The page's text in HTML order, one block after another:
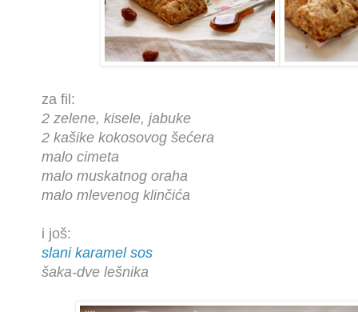
za fil:
2 zelene, kisele, jabuke
2 kašike kokosovog šećera
malo cimeta
malo muskatnog oraha
malo mlevenog klinčića
i još:
slani karamel sos
šaka-dve lešnika